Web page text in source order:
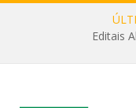
Editais